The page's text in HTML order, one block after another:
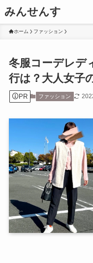
みんせんす
ホーム ファッション
冬服コーデレデ
行は？大人女子
PR ファッション